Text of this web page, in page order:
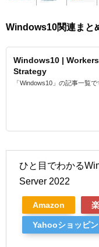
Windows10関連まと
Windows10 |
Strategy
「Windows10」の記事一覧で
ひと目でわかる
Server 2022
Amazon
Yahooショッピ